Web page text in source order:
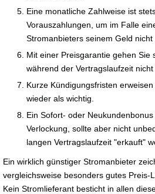
Eine monatliche Zahlweise ist
Vorauszahlungen, um im Falle
Stromanbieters seinem Geld
Mit einer Preisgarantie gehen Sie
während der Vertragslaufzeit nicht
Kurze Kündigungsfristen
wieder als wichtig.
Ein Sofort- oder
Verlockung, sollte aber nicht
langen Vertragslaufzeit "erkauft"
Ein wirklich günstiger Stromanbieter
vergleichsweise besonders gutes Preis-
Kein Stromlieferant besticht in allen